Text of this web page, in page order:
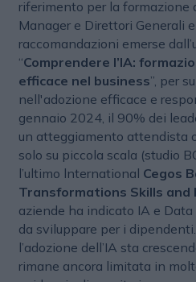
riferimento per la formazione
Manager e Direttori Generali
raccomandazioni emerse
“Comprendere l’IA:
efficace nel business”, per
nell'adozione efficace e
gennaio 2024, il 90% dei
un atteggiamento attendista
solo su piccola scala (studio
l’ultimo lnternational Cegos
Transformations Skills and
aziende ha indicato IA e
da sviluppare per i
l’adozione dell’IA sta
rimane ancora limitata in